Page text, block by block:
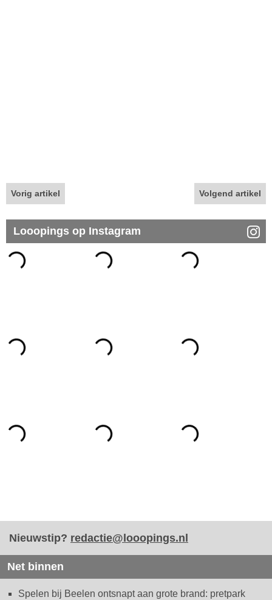
Vorig artikel Volgend artikel
Looopings op Instagram
Nieuwstip? redactie@looopings.nl
Net binnen
Spelen bij Beelen ontsnapt aan grote brand: pretpark